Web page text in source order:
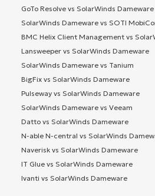
GoTo Resolve vs SolarWinds Dameware
SolarWinds Dameware vs SOTI
BMC Helix Client Management vs
Lansweeper vs SolarWinds Dameware
SolarWinds Dameware vs Tanium
BigFix vs SolarWinds Dameware
Pulseway vs SolarWinds Dameware
SolarWinds Dameware vs Veeam
Datto vs SolarWinds Dameware
N-able N-central vs SolarWinds
Naverisk vs SolarWinds Dameware
IT Glue vs SolarWinds Dameware
Ivanti vs SolarWinds Dameware